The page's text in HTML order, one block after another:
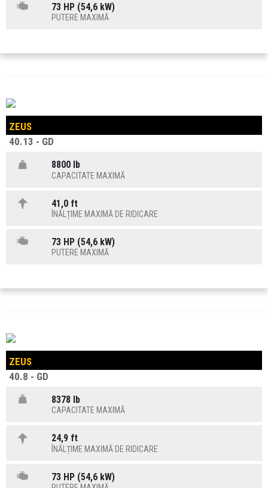
73 HP (54,6 kW)
PUTERE MAXIMĂ
ZEUS
40.13 - GD
8800 lb
CAPACITATE MAXIMĂ
41,0 ft
ÎNĂLȚIME MAXIMĂ DE RIDICARE
73 HP (54,6 kW)
PUTERE MAXIMĂ
ZEUS
40.8 - GD
8378 lb
CAPACITATE MAXIMĂ
24,9 ft
ÎNĂLȚIME MAXIMĂ DE RIDICARE
73 HP (54,6 kW)